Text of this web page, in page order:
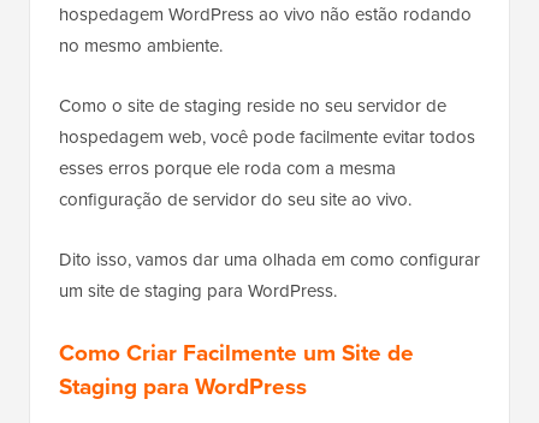
hospedagem WordPress ao vivo não estão rodando
no mesmo ambiente.
Como o site de staging reside no seu servidor de
hospedagem web, você pode facilmente evitar todos
esses erros porque ele roda com a mesma
configuração de servidor do seu site ao vivo.
Dito isso, vamos dar uma olhada em como configurar
um site de staging para WordPress.
Como Criar Facilmente um Site de
Staging para WordPress